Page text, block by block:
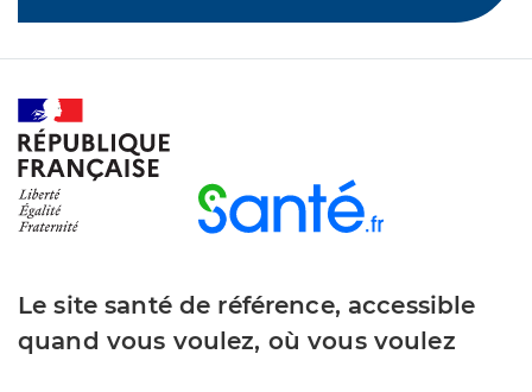
Le site santé de référence, accessible
quand vous voulez, où vous voulez